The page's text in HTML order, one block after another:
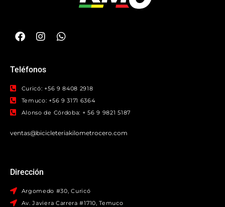
Teléfonos
Curicó: +56 9 8408 2918
Temuco: +56 9 3171 6364
Alonso de Córdoba: + 56 9 9821 5187
ventas@bicicleteriakilometrocero.com
Dirección
Argomedo #30, Curicó
Av. Javiera Carrera #1710, Temuco